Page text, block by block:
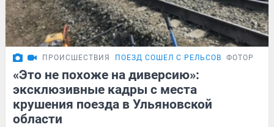
ПРОИСШЕСТВИЯ ПОЕЗД СОШЕЛ С РЕЛЬСОВ
«Это не похоже на диверсию»:
эксклюзивные кадры с места
крушения поезда в Ульяновской
области